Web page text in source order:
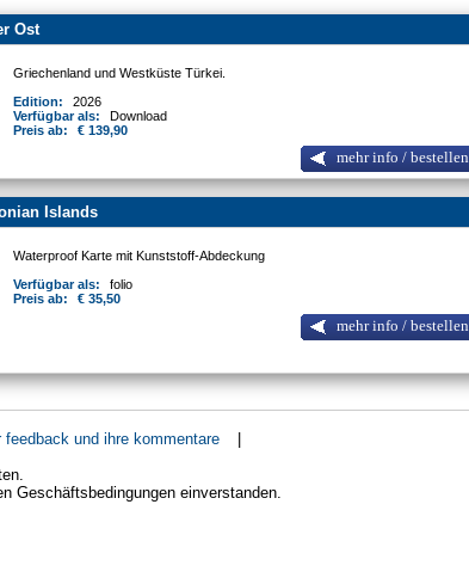
Ost
Griechenland und Westküste Türkei.
Edition:
2026
Verfügbar als:
Download
Preis ab:
€ 139,90
mehr info / bestellen
Islands
Waterproof Karte mit Kunststoff-Abdeckung
Verfügbar als:
folio
Preis ab:
€ 35,50
mehr info / bestellen
feedback und ihre kommentare
|
Geschäftsbedingungen einverstanden.